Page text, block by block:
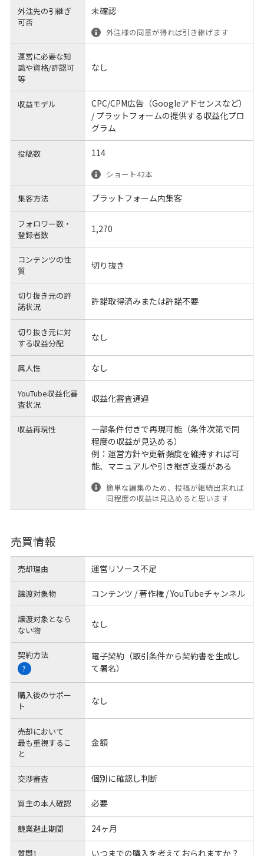
外注先の引継ぎ
可否
未確認
外注様の同意が得れば引き継げます
運営に必要な知
識や資格/許認可
等
なし
収益モデル
CPC/CPM広告（Googleアドセンスなど）
/ プラットフォームの提供する収益化プロ
グラム
投稿数 114
ショート42本
集客方法 プラットフォーム内集客
フォロワー数・
登録者数
1,270
コンテンツの性
質
切り抜き
切り抜き元の許
諾状況
許諾取得済みまたは許諾不要
切り抜き元に対
する収益分配 なし
属人性 なし
YouTube収益化審
査状況
収益化審査通過
収益再現性
一部条件付きで再現可能（条件次第で同
程度の収益が見込める）
例：運営方針や更新頻度を維持すれば可
能、マニュアルや引き継ぎ支援がある
簡単な編集のため、投稿が継続出来れば
同程度の収益は見込めると思います
売買情報
売却理由 運営リソース不足
譲渡対象物 コンテンツ / 著作権 / YouTubeチャンネル
譲渡対象となら
ない物
なし
契約方法
?
電子契約（取引条件から契約書を生成し
て署名）
購入後のサポー
ト
なし
売却において
最も重視するこ
と
金額
交渉審査 個別に確認し判断
買主の本人確認 必要
競業避止期間 24ヶ月
質問1 いつまでの購入を考えておられますか？